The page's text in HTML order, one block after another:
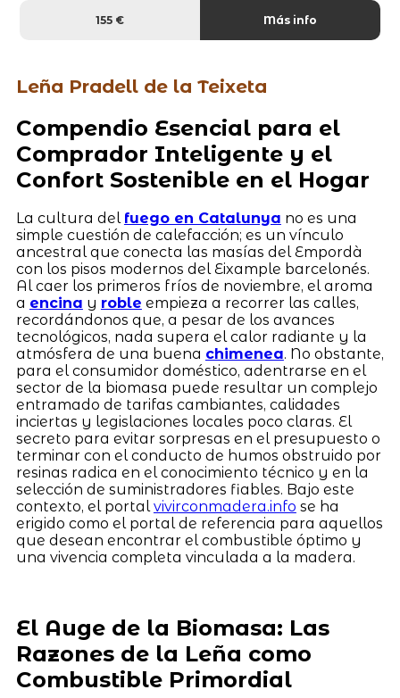
155 € Más info
Leña Pradell de la Teixeta
Compendio Esencial para el
Comprador Inteligente y el
Confort Sostenible en el Hogar
La cultura del fuego en Catalunya no es una
simple cuestión de calefacción; es un vínculo
ancestral que conecta las masías del Empordà
con los pisos modernos del Eixample barcelonés.
Al caer los primeros fríos de noviembre, el aroma
a encina y roble empieza a recorrer las calles,
recordándonos que, a pesar de los avances
tecnológicos, nada supera el calor radiante y la
atmósfera de una buena chimenea. No obstante,
para el consumidor doméstico, adentrarse en el
sector de la biomasa puede resultar un complejo
entramado de tarifas cambiantes, calidades
inciertas y legislaciones locales poco claras. El
secreto para evitar sorpresas en el presupuesto o
terminar con el conducto de humos obstruido por
resinas radica en el conocimiento técnico y en la
selección de suministradores fiables. Bajo este
contexto, el portalvivirconmadera.info se ha
erigido como el portal de referencia para aquellos
que desean encontrar el combustible óptimo y
una vivencia completa vinculada a la madera.
El Auge de la Biomasa: Las
Razones de la Leña como
Combustible Primordial